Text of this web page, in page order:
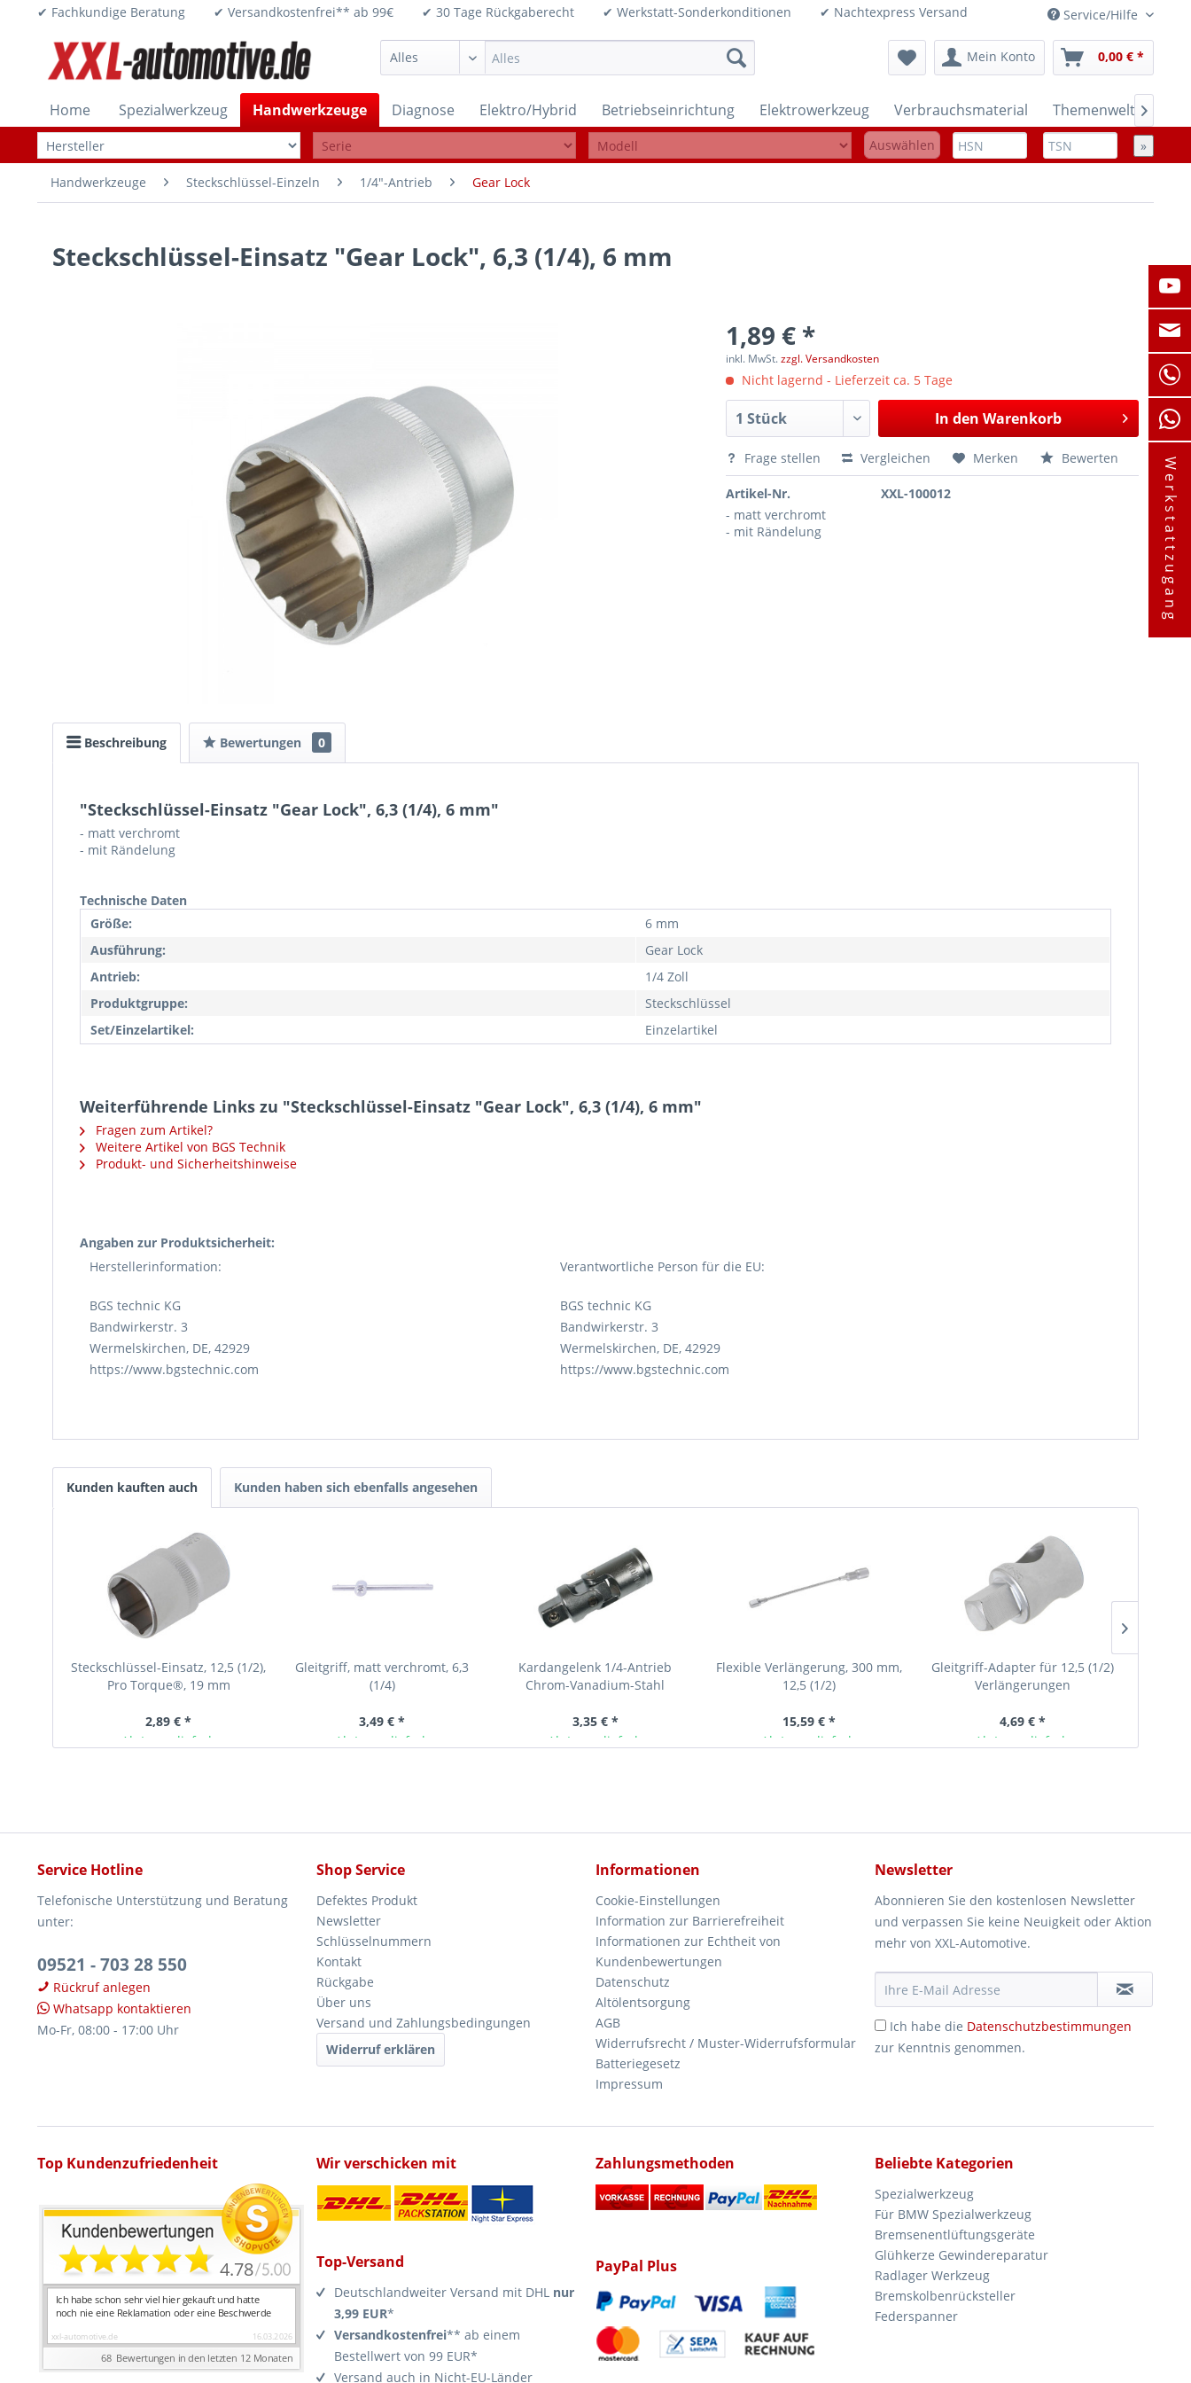
✔ Fachkundige Beratung ✔ Versandkostenfrei** ab 99€ ✔ 30 Tage Rückgaberecht ✔ Werkstatt-Sonderkonditionen ✔ Nachtexpress Versand Service/Hilfe
Mein Konto 0,00 € *
Home Spezialwerkzeug Handwerkzeuge Diagnose Elektro/Hybrid Betriebseinrichtung Elektrowerkzeug Verbrauchsmaterial Themenwelten

Auswählen »
Handwerkzeuge Steckschlüssel-Einzeln 1/4"-Antrieb Gear Lock
Steckschlüssel-Einsatz "Gear Lock", 6,3 (1/4), 6 mm
1,89 € *
inkl. MwSt.zzgl. Versandkosten
Nicht lagernd - Lieferzeit ca. 5 Tage
In den Warenkorb
Frage stellen Vergleichen Merken Bewerten
Artikel-Nr.
XXL-100012
- matt verchromt
- mit Rändelung
Beschreibung Bewertungen 0
"Steckschlüssel-Einsatz "Gear Lock", 6,3 (1/4), 6 mm"
- matt verchromt
- mit Rändelung
Technische Daten
Größe:
6 mm
Ausführung:
Gear Lock
Antrieb:
1/4 Zoll
Produktgruppe:
Steckschlüssel
Set/Einzelartikel:
Einzelartikel
Weiterführende Links zu "Steckschlüssel-Einsatz "Gear Lock", 6,3 (1/4), 6 mm"
Fragen zum Artikel?
Weitere Artikel von BGS Technik
Produkt- und Sicherheitshinweise
Angaben zur Produktsicherheit:
Herstellerinformation:
BGS technic KG
Bandwirkerstr. 3
Wermelskirchen, DE, 42929
https://www.bgstechnic.com
Verantwortliche Person für die EU:
BGS technic KG
Bandwirkerstr. 3
Wermelskirchen, DE, 42929
https://www.bgstechnic.com
Kunden kauften auch Kunden haben sich ebenfalls angesehen
Steckschlüssel-Einsatz, 12,5 (1/2),
Pro Torque®, 19 mm
2,89 € *
Ab Lager lieferbar
Gleitgriff, matt verchromt, 6,3
(1/4)
3,49 € *
Ab Lager lieferbar
Kardangelenk 1/4-Antrieb
Chrom-Vanadium-Stahl
3,35 € *
Ab Lager lieferbar
Flexible Verlängerung, 300 mm,
12,5 (1/2)
15,59 € *
Ab Lager lieferbar
Gleitgriff-Adapter für 12,5 (1/2)
Verlängerungen
4,69 € *
Ab Lager lieferbar
Service Hotline
Telefonische Unterstützung und Beratung
unter:
09521 - 703 28 550
Rückruf anlegen
Whatsapp kontaktieren
Mo-Fr, 08:00 - 17:00 Uhr
Shop Service
Defektes Produkt
Newsletter
Schlüsselnummern
Kontakt
Rückgabe
Über uns
Versand und Zahlungsbedingungen
Widerruf erklären
Informationen
Cookie-Einstellungen
Information zur Barrierefreiheit
Informationen zur Echtheit von
Kundenbewertungen
Datenschutz
Altölentsorgung
AGB
Widerrufsrecht / Muster-Widerrufsformular
Batteriegesetz
Impressum
Newsletter
Abonnieren Sie den kostenlosen Newsletter
und verpassen Sie keine Neuigkeit oder Aktion
mehr von XXL-Automotive.
Ich habe die Datenschutzbestimmungen
zur Kenntnis genommen.
Top Kundenzufriedenheit Wir verschicken mit
Top-Versand
Deutschlandweiter Versand mit DHL nur
3,99 EUR*
Versandkostenfrei** ab einem
Bestellwert von 99 EUR*
Versand auch in Nicht-EU-Länder
Zahlungsmethoden
PayPal Plus
Beliebte Kategorien
Spezialwerkzeug
Für BMW Spezialwerkzeug
Bremsenentlüftungsgeräte
Glühkerze Gewindereparatur
Radlager Werkzeug
Bremskolbenrücksteller
Federspanner
Werkstattzugang